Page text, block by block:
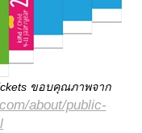
ขอบคุณภาพจาก
about/public-